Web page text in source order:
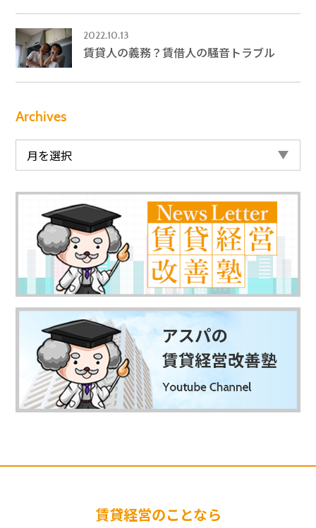
2022.10.13
賃貸人の義務？賃借人の騒音トラブル
Archives
賃貸経営のことなら